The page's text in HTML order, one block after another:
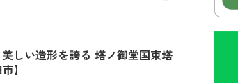
しい造形を誇る 塔ノ御堂国東塔
】